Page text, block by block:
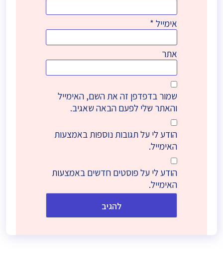
אימייל *
אתר
שמור בדפדפן זה את השם, האימייל
והאתר שלי לפעם הבאה שאגיב.
הודע לי על תגובות נוספות באמצעות
האימייל.
הודע לי על פוסטים חדשים באמצעות
האימייל.